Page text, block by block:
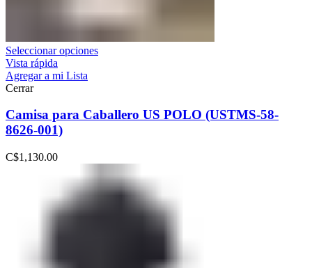
Seleccionar opciones
Vista rápida
Agregar a mi Lista
Cerrar
Camisa para Caballero US POLO (USTMS-58-
8626-001)
C$1,130.00